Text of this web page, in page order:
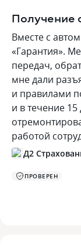
Получение
Вместе с
«Гарантия».
передач,
мне дали
и правилами
и в течение
работой
Д2
ПРОВЕРЕН